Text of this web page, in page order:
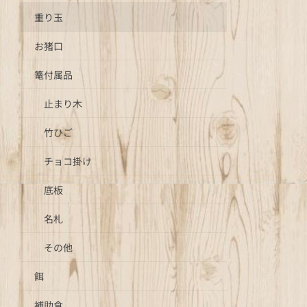
重り玉
お猪口
篭付属品
止まり木
竹ひご
チョコ掛け
底板
名札
その他
餌